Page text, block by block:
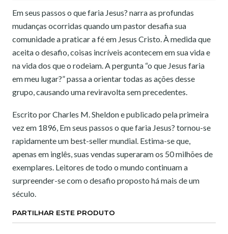
Em seus passos o que faria Jesus? narra as profundas
mudanças ocorridas quando um pastor desafia sua
comunidade a praticar a fé em Jesus Cristo. À medida que
aceita o desafio, coisas incríveis acontecem em sua vida e
na vida dos que o rodeiam. A pergunta “o que Jesus faria
em meu lugar?” passa a orientar todas as ações desse
grupo, causando uma reviravolta sem precedentes.
Escrito por Charles M. Sheldon e publicado pela primeira
vez em 1896, Em seus passos o que faria Jesus? tornou-se
rapidamente um best-seller mundial. Estima-se que,
apenas em inglês, suas vendas superaram os 50 milhões de
exemplares. Leitores de todo o mundo continuam a
surpreender-se com o desafio proposto há mais de um
século.
PARTILHAR ESTE PRODUTO